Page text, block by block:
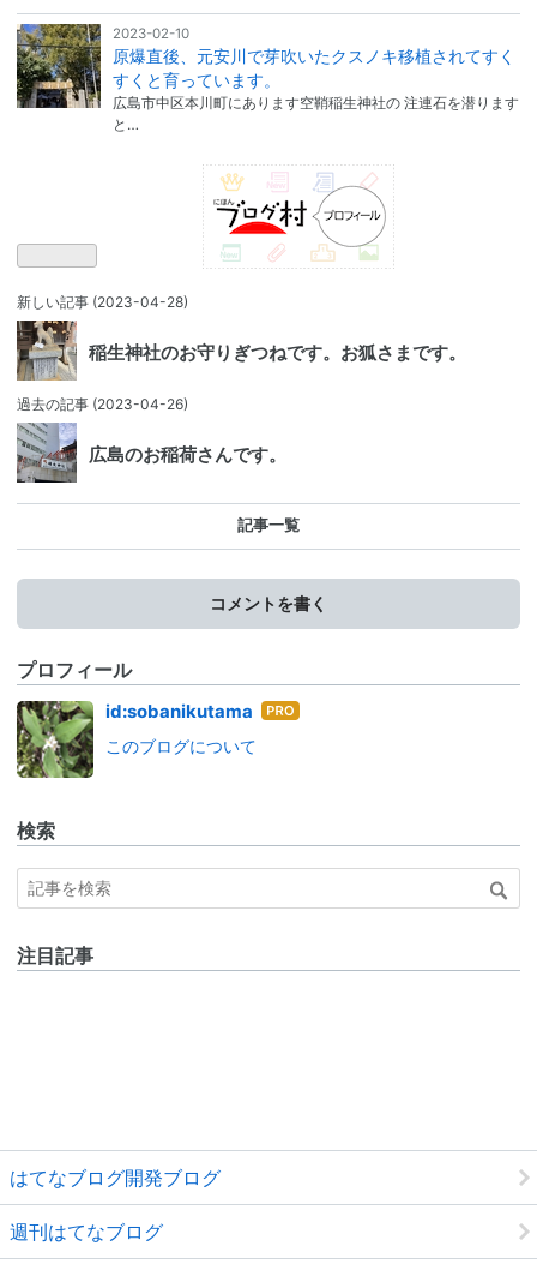
2023-02-10
原爆直後、元安川で芽吹いたクスノキ移植されてすく
すくと育っています。
広島市中区本川町にあります空鞘稲生神社の 注連石を潜ります
と…
新しい記事 (2023-04-28)
稲生神社のお守りぎつねです。お狐さまです。
過去の記事 (2023-04-26)
広島のお稲荷さんです。
記事一覧
コメントを書く
プロフィール
id:sobanikutama はて
このブログについて
検索
注目記事
はてなブログ開発ブログ
週刊はてなブログ